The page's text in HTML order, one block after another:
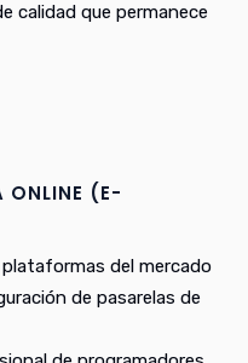
calidad que permanece
ONLINE (E-
del mercado
de pasarelas de